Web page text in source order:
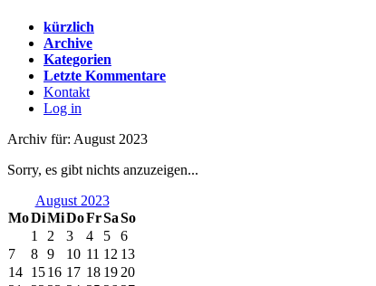
kürzlich
Archive
Kategorien
Letzte Kommentare
Kontakt
Log in
Archiv für: August 2023
Sorry, es gibt nichts anzuzeigen...
August 2023
MoDiMiDoFrSaSo
1 2 3 4 5
6
7
8 9 10 11 12 13
14 1516 17 18 19 20